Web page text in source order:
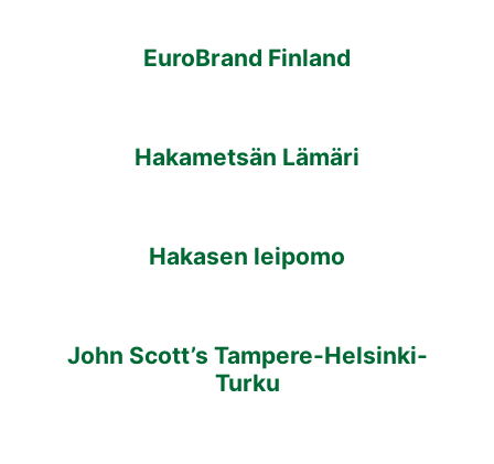
EuroBrand Finland
Hakametsän Lämäri
Hakasen leipomo
John Scott’s Tampere-Helsinki-
Turku